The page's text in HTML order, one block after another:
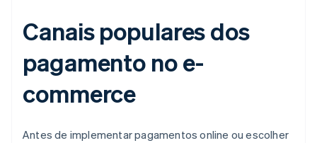
Canais populares dos
pagamento no e-
commerce
Antes de implementar pagamentos online ou escolher